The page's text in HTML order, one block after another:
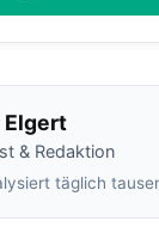
Elgert
& Redaktion
täglich